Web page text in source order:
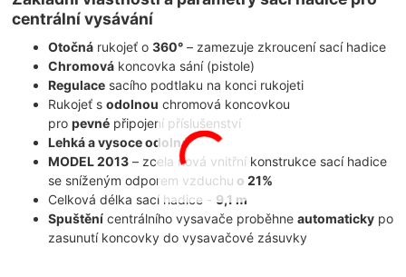
centrální vysávání
Otočná rukojeť o360° – zamezuje zkroucení sací hadice
Chromová koncovka sání (pistole)
Regulace sacího podtlaku na konci rukojeti
Rukojeť sodolnou chromová koncovkou
propevné připojení příslušenství
Lehká a vysoce odolná
MODEL 2013 – zcela nová vnitřní konstrukce sací hadice
se sníženým odporem vzduchu o 21%
Celková délka sací hadice - 9,1 m
Spuštění centrálního vysavače proběhneautomaticky po
zasunutí koncovky do vysavačové zásuvky